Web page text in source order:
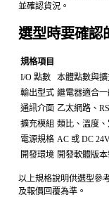
並確認貨況。
選型時要確認
規格項目
I/O 點數
本體點數與
輸出型式 繼電器適合
通訊介面 乙太網路、
擴充模組 類比、溫度
電源規格 AC 或 DC
開發環境 開發軟體版
以上規格說明供選型參
及報價回覆為準。